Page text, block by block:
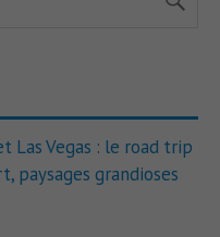
Las Vegas : le road trip
paysages grandioses